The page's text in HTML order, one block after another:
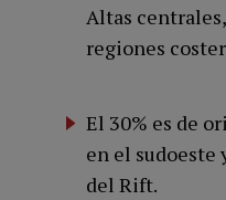
Altas
regiones
El 30% es de
en el sudoeste
del Rift.